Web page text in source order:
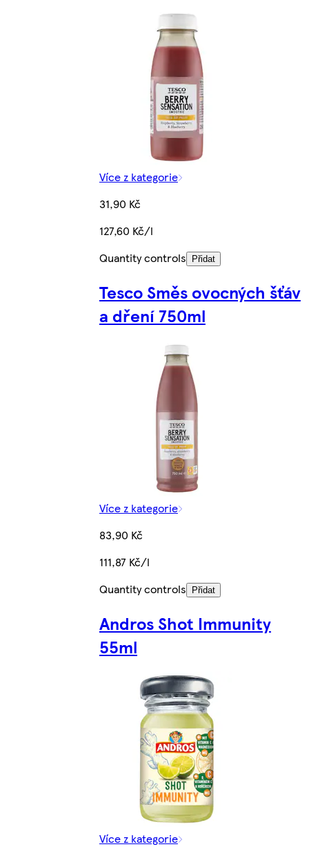
Více z kategorie
31,90 Kč
127,60 Kč/l
Quantity controls
Přidat
Tesco Směs ovocných šťáv
a dření 750ml
Více z kategorie
83,90 Kč
111,87 Kč/l
Quantity controls
Přidat
Andros Shot Immunity
55ml
Více z kategorie